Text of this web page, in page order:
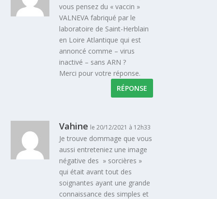
vous pensez du « vaccin »
VALNEVA fabriqué par le
laboratoire de Saint-Herblain
en Loire Atlantique qui est
annoncé comme – virus
inactivé – sans ARN ?
Merci pour votre réponse.
RÉPONSE
Vahine le 20/12/2021 à 12h33
Je trouve dommage que vous
aussi entreteniez une image
négative des » sorcières »
qui était avant tout des
soignantes ayant une grande
connaissance des simples et